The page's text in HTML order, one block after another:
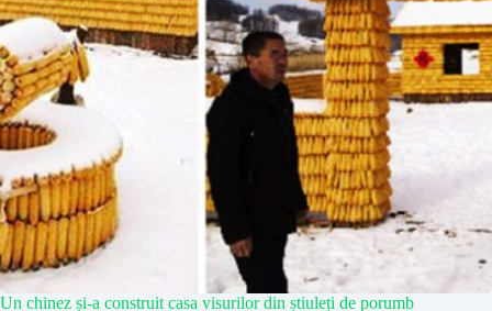
Un chinez și-a construit casa visurilor din știuleți de porumb